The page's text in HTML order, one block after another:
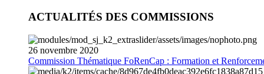
ACTUALITÉS DES COMMISSIONS
26 novembre 2020
Commission Thématique FoRenCap : Formation et